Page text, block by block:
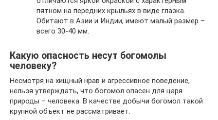
пятном на передних крыльях в виде глазка.
Обитают в Азии и Индии, имеют малый размер –
всего 30-40 мм.
Какую опасность несут богомолы
человеку?
Несмотря на хищный нрав и агрессивное поведение,
нельзя утверждать, что богомол опасен для царя
природы – человека. В качестве добычи богомол такой
крупной объект не рассматривает.